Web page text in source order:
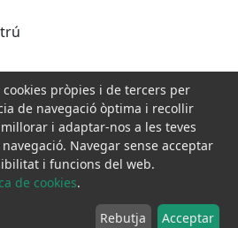
pròpies i de tercers per
de navegació òptima i recollir
i adaptar-nos a les teves
Navegar sense acceptar
i funcions del web.
de cookies.
Rebutja Acceptar